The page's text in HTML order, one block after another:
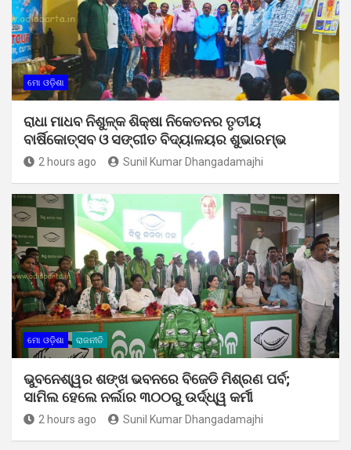
ମୋ ଓଡ଼ିଶା
ରାଧା ମାଧବ ନିଶୁଳ୍କ ଶିକ୍ଷା ନିକେତନର ତୃତୀୟ
ବାର୍ଷିକୋତ୍ସବ ଓ ସଙ୍ଗୀତ ବିଦ୍ୟାଳୟର ଶୁଭାରମ୍ଭ
2 hours ago Sunil Kumar Dhangadamajhi
ମୋ ଓଡ଼ିଶା ରାଜନୀତି
ଭୁବନେଶ୍ୱର ଶଙ୍ଖ ଭବନରେ ବିଜେଡି ମିଶ୍ରଣ ପର୍ବ;
ସାମିଲ ହେଲେ ନର୍ଲାର ୩୦୦ରୁ ଉର୍ଦ୍ଧ୍ୱ କର୍ମୀ
2 hours ago Sunil Kumar Dhangadamajhi